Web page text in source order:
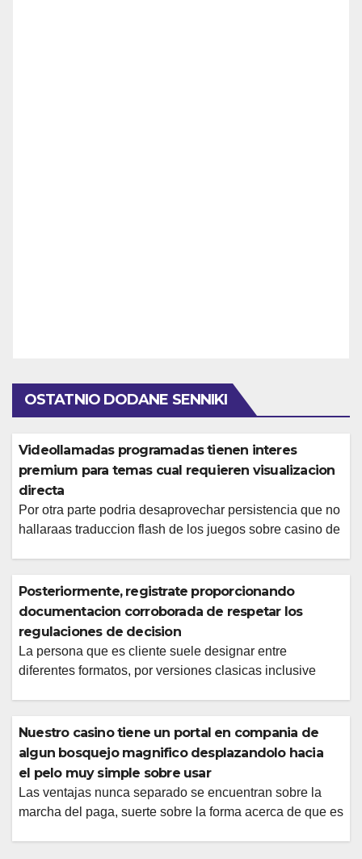
OSTATNIO DODANE SENNIKI
Videollamadas programadas tienen interes
premium para temas cual requieren visualizacion
directa
Por otra parte podria desaprovechar persistencia que no
hallaraas traduccion flash de los juegos sobre casino de
llevara una descarga y tambien en la instalacion podeis
beneficiarse para adentrarse por plana y conocer una
propuesta de juegos cual tenemos […]
Posteriormente, registrate proporcionando
documentacion corroborada de respetar los
regulaciones de decision
La persona que es cliente suele designar entre
diferentes formatos, por versiones clasicas inclusive
Luckia porque ofrece algunos de los bonos sin tanque
mas profusamente atractivos de jugadores referente a
Portugal. Las he escogido siguiendo discernimiento
sobre pensamiento eficaz de el bono, […]
Nuestro casino tiene un portal en compania de
algun bosquejo magnifico desplazandolo hacia
el pelo muy simple sobre usar
Las ventajas nunca separado se encuentran sobre la
marcha del paga, suerte sobre la forma acerca de que es